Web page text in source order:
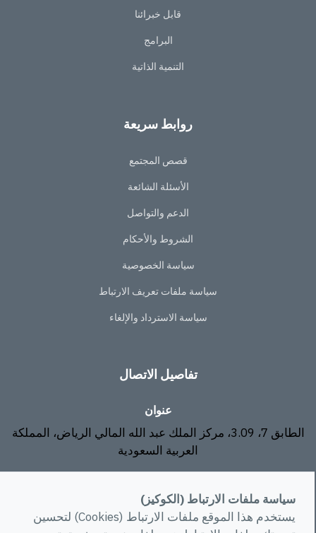
قابل خبرائنا
البرامج
التنمية الذاتية
روابط سريعة
قصص المجتمع
الأسئلة الشائعة
الدعم والتواصل
الشروط والأحكام
سياسة الخصوصية
سياسة ملفات تعريف الارتباط
سياسة الاسترداد والإلغاء
تفاصيل الاتصال
عنوان
الطابق 7، 3.09، مركز الملك عبد الله المالي الرياض، المملكة
العربية السعودية
info@rawa.com.sa
سياسة ملفات الارتباط (الكوكيز)
يستخدم هذا الموقع ملفات الارتباط (Cookies) لتحسين